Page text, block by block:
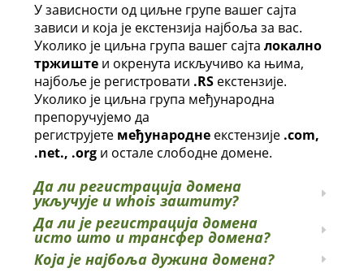
У зависности од циљне групе вашег сајта
зависи и која је екстензија најбоља за вас.
Уколико је циљна група вашег сајта локално
тржиште и окренута искључиво ка њима,
најбоље је регистровати .RS екстензије.
Уколико је циљна група међународна
препоручујемо да
региструјете међународне екстензије .com,
.net., .org и остале слободне домене.
Да ли регистрација домена
укључује и whois заштиту?
Да ли је регистрација домена
исто што и трансфер домена?
Која је најбоља дужина домена?